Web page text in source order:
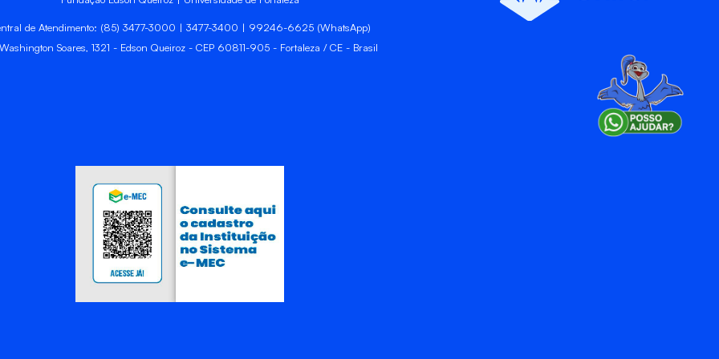
de Atendimento: (85) 3477-3000 | 3477-3400 | 99246-6625 (WhatsApp)
Soares, 1321 - Edson Queiroz - CEP 60811-905 - Fortaleza / CE - Brasil